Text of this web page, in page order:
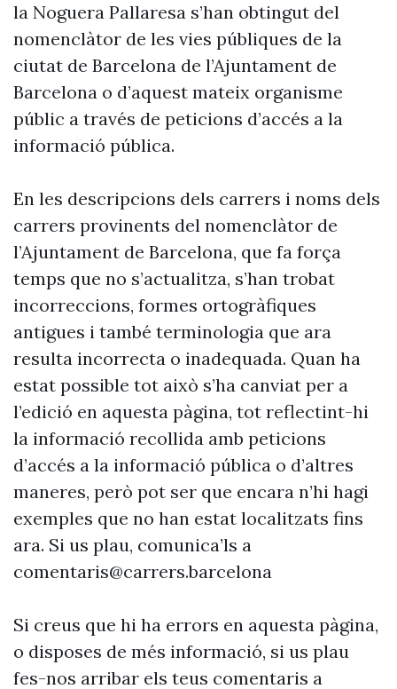
la Noguera Pallaresa s’han obtingut del
nomenclàtor de les vies públiques de la
ciutat de Barcelona de l’Ajuntament de
Barcelona o d’aquest mateix organisme
públic a través de peticions d’accés a la
informació pública.
En les descripcions dels carrers i noms dels
carrers provinents del nomenclàtor de
l’Ajuntament de Barcelona, que fa força
temps que no s’actualitza, s’han trobat
incorreccions, formes ortogràfiques
antigues i també terminologia que ara
resulta incorrecta o inadequada. Quan ha
estat possible tot això s’ha canviat per a
l’edició en aquesta pàgina, tot reflectint-hi
la informació recollida amb peticions
d’accés a la informació pública o d’altres
maneres, però pot ser que encara n’hi hagi
exemples que no han estat localitzats fins
ara. Si us plau, comunica’ls a
comentaris@carrers.barcelona
Si creus que hi ha errors en aquesta pàgina,
o disposes de més informació, si us plau
fes-nos arribar els teus comentaris a